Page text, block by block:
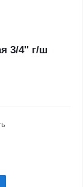
3/4'' г/ш